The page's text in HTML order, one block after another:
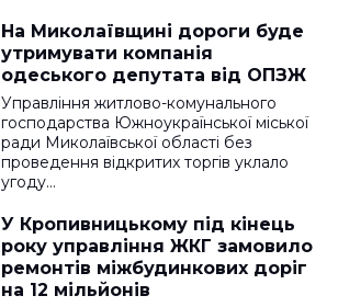
На Миколаївщині дороги буде
утримувати компанія
одеського депутата від ОПЗЖ
Управління житлово-комунального
господарства Южноукраїнської міської
ради Миколаївської області без
проведення відкритих торгів уклало
угоду…
У Кропивницькому під кінець
року управління ЖКГ замовило
ремонтів міжбудинкових доріг
на 12 мільйонів